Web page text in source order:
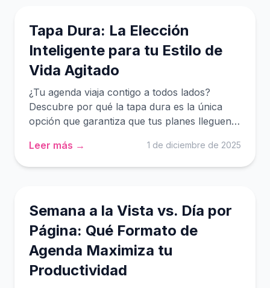
Tapa Dura: La Elección
Inteligente para tu Estilo de
Vida Agitado
¿Tu agenda viaja contigo a todos lados?
Descubre por qué la tapa dura es la única
opción que garantiza que tus planes lleguen
Leer más →
1 de diciembre de 2025
Semana a la Vista vs. Día por
Página: Qué Formato de
Agenda Maximiza tu
Productividad